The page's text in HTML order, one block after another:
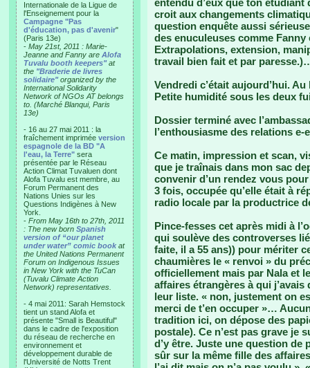
Internationale de la Ligue de
l'Enseignement pour la
Campagne "Pas
d'éducation, pas d'avenir"
(Paris 13e)
- May 21st, 2011 : Marie-
Jeanne and Fanny are Alofa
Tuvalu booth keepers"at
the "Braderie de livres
solidaire"organized by the
International Solidarity
Network of NGOs AT belongs
to. (Marché Blanqui, Paris
13e)
- 16 au 27 mai 2011 : la
fraîchement imprimée version
espagnole de la BD "A
l'eau, la Terre" sera
présentée par le Réseau
Action Climat Tuvaluen dont
Alofa Tuvalu est membre, au
Forum Permanent des
Nations Unies sur les
Questions Indigènes à New
York.
- From May 16th to 27th, 2011
: The new born Spanish
version of “our planet
under water” comic book at
the United Nations Permanent
Forum on Indigenous Issues
in New York with the TuCan
(Tuvalu Climate Action
Network) representatives.
- 4 mai 2011: Sarah Hemstock
tient un stand Alofa et
présente "Small is Beautiful"
dans le cadre de l'exposition
du réseau de recherche en
environnement et
développement durable de
l'Université de Notts Trent
entendu d’eux que ton
croit aux changements
question enquête aussi
des enuculeuses comme
Extrapolations, extension,
travail bien fait et par
Vendredi c’était aujourd’hui.
Petite humidité sous les deux
Dossier terminé avec
l’enthousiasme des relations
Ce matin, impression et scan,
que je traînais dans mon sac
convenir d’un rendez vous
3 fois, occupée qu’elle était à
radio locale par la productrice
Pince-fesses cet après midi à
qui soulève des controverses
faite, il a 55 ans)) pour mériter
chaumières le « renvoi » du
officiellement mais par Nala et
affaires étrangères à qui j’avais
leur liste. « non, justement on
merci de t’en occuper »…
tradition ici, on dépose des
postale). Ce n’est pas grave je
d’y être. Juste une question de
sûr sur la même fille des